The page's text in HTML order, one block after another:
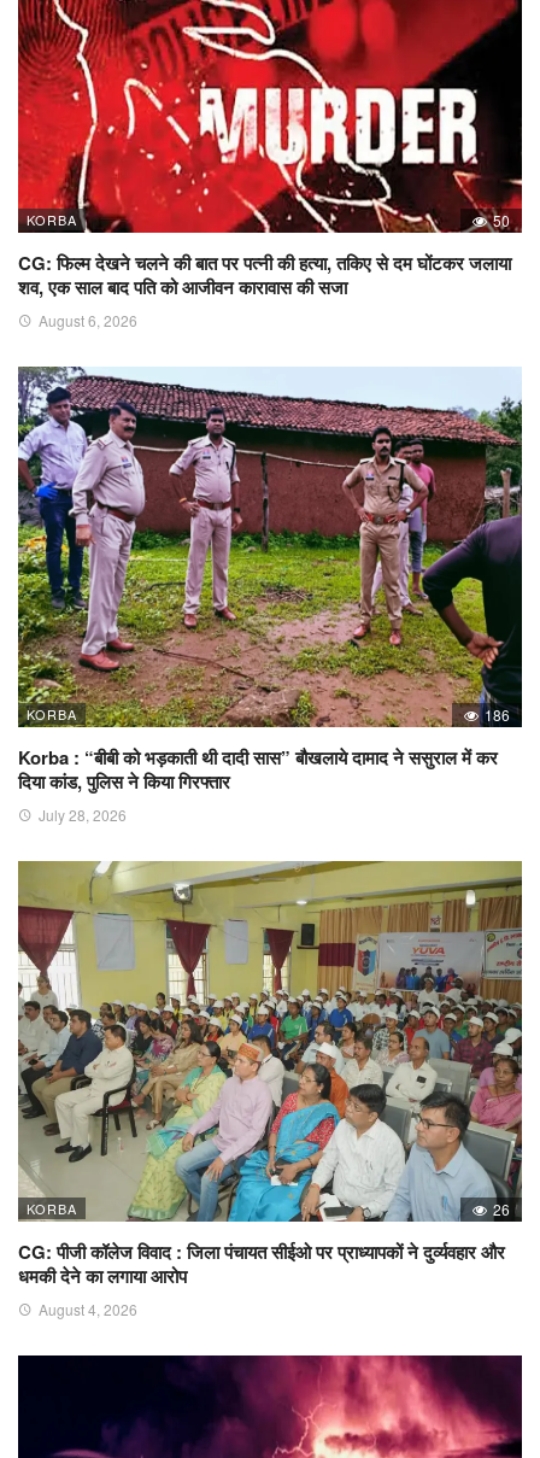
KORBA 50
CG: फिल्म देखने चलने की बात पर पत्नी की हत्या, तकिए से दम घोंटकर जलाया
शव, एक साल बाद पति को आजीवन कारावास की सजा
August 6, 2026
KORBA 186
Korba : “बीबी को भड़काती थी दादी सास” बौखलाये दामाद ने ससुराल में कर
दिया कांड, पुलिस ने किया गिरफ्तार
July 28, 2026
KORBA 26
CG: पीजी कॉलेज विवाद : जिला पंचायत सीईओ पर प्राध्यापकों ने दुर्व्यवहार और
धमकी देने का लगाया आरोप
August 4, 2026